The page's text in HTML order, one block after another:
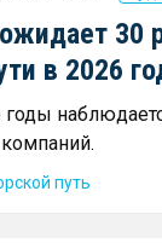
30
в 2026
путь